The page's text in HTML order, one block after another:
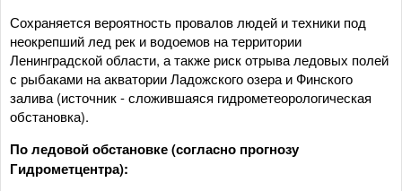
Сохраняется вероятность провалов людей и техники под
неокрепший лед рек и водоемов на территории
Ленинградской области, а также риск отрыва ледовых полей
с рыбаками на акватории Ладожского озера и Финского
залива (источник - сложившаяся гидрометеорологическая
обстановка).
По ледовой обстановке (согласно прогнозу
Гидрометцентра):